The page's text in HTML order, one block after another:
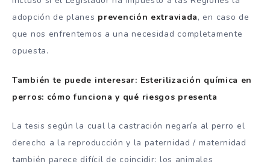
adopción de planes prevención extraviada, en caso de
que nos enfrentemos a una necesidad completamente
opuesta.
También te puede interesar: Esterilización química en
perros: cómo funciona y qué riesgos presenta
La tesis según la cual la castración negaría al perro el
derecho a la reproducción y la paternidad / maternidad
también parece difícil de coincidir: los animales